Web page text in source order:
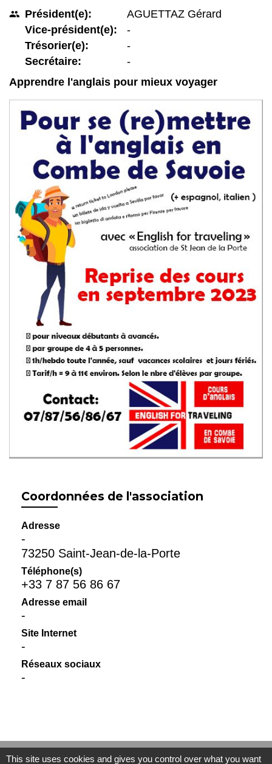
people Président(e):
Vice-président(e):
Trésorier(e):
Secrétaire:
AGUETTAZ Gérard
-
-
-
Apprendre l'anglais pour mieux voyager
Coordonnées de l'association
Adresse
-
73250 Saint-Jean-de-la-Porte
Téléphone(s)
+33 7 87 56 86 67
Adresse email
-
Site Internet
-
Réseaux sociaux
-
Contact
This site uses cookies and gives you control over what you want